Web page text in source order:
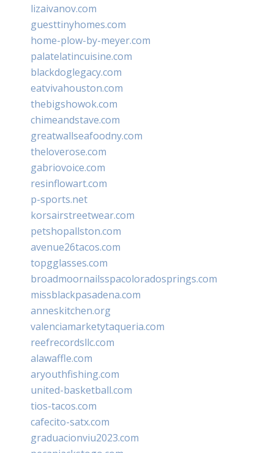
lizaivanov.com
guesttinyhomes.com
home-plow-by-meyer.com
palatelatincuisine.com
blackdoglegacy.com
eatvivahouston.com
thebigshowok.com
chimeandstave.com
greatwallseafoodny.com
theloverose.com
gabriovoice.com
resinflowart.com
p-sports.net
korsairstreetwear.com
petshopallston.com
avenue26tacos.com
topgglasses.com
broadmoornailsspacoloradosprings.com
missblackpasadena.com
anneskitchen.org
valenciamarketytaqueria.com
reefrecordsllc.com
alawaffle.com
aryouthfishing.com
united-basketball.com
tios-tacos.com
cafecito-satx.com
graduacionviu2023.com